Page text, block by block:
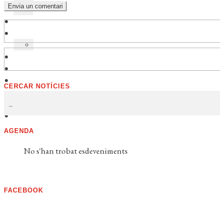
CERCAR NOTÍCIES
AGENDA
No s'han trobat esdeveniments
FACEBOOK